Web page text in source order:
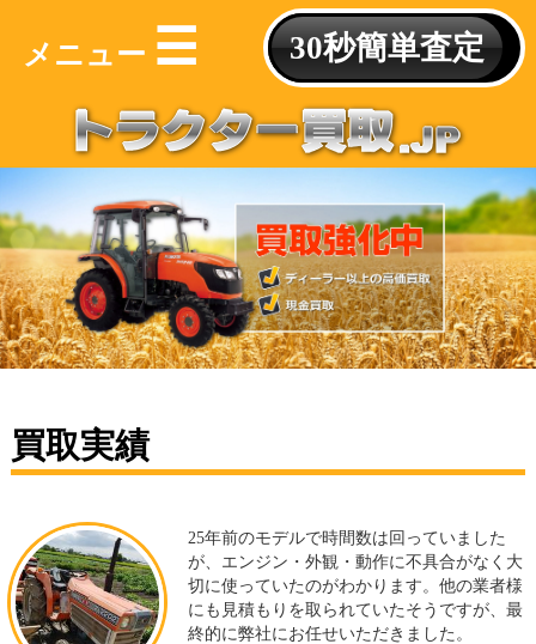
メニュー ☰ 30秒簡単査定
買取実績
25年前のモデルで時間数は回っていました
が、エンジン・外観・動作に不具合がなく大
切に使っていたのがわかります。他の業者様
にも見積もりを取られていたそうですが、最
終的に弊社にお任せいただきました。